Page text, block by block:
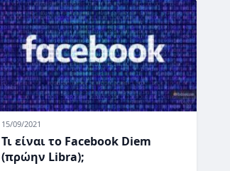
15/09/2021
Τι είναι το Facebook Diem
(πρώην Libra);